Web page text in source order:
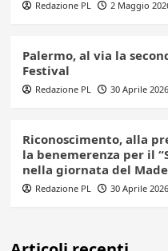
Redazione PL 2 Maggio
Palermo, al via la
Festival
Redazione PL 30 Aprile 2026
Riconoscimento, alla
la benemerenza per il
nella giornata del
Redazione PL 30 Aprile 2026